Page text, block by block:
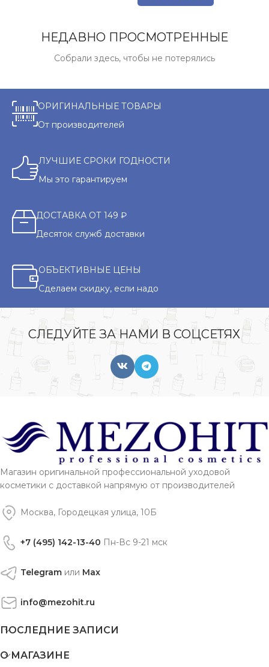
НЕДАВНО ПРОСМОТРЕННЫЕ
Собрали здесь, чтобы не потерялись
ОРИГИНАЛЬНЫЕ ТОВАРЫ
От производителей
ЛУЧШИЕ СРОКИ ГОДНОСТИ
Мы это гарантируем
ДОСТАВКА ОТ 149 ₽
Десяток служб доставки
ОБЪЕКТИВНЫЕ ЦЕНЫ
Сделаем скидку, если надо
СЛЕДУЙТЕ ЗА НАМИ В СОЦСЕТЯХ
Магазин оригинальной профессиональной уходовой
косметики с доставкой напрямую от производителей
Москва, Городецкая улица, 10Б
+7 (495) 142-13-40 Пн-Вс 9-21 мск
Telegram или Max
info@mezohit.ru
ПОСЛЕДНИЕ ЗАПИСИ
О МАГАЗИНЕ